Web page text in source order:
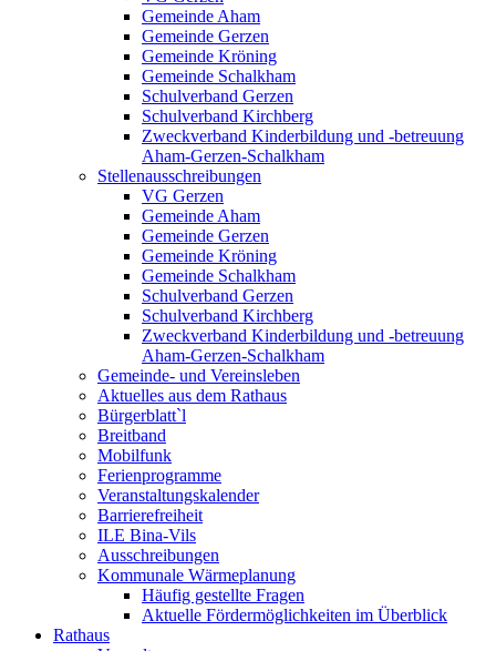
Gemeinde Aham
Gemeinde Gerzen
Gemeinde Kröning
Gemeinde Schalkham
Schulverband Gerzen
Schulverband Kirchberg
Zweckverband Kinderbildung und -betreuung
Aham-Gerzen-Schalkham
Stellenausschreibungen
VG Gerzen
Gemeinde Aham
Gemeinde Gerzen
Gemeinde Kröning
Gemeinde Schalkham
Schulverband Gerzen
Schulverband Kirchberg
Zweckverband Kinderbildung und -betreuung
Aham-Gerzen-Schalkham
Gemeinde- und Vereinsleben
Aktuelles aus dem Rathaus
Bürgerblatt`l
Breitband
Mobilfunk
Ferienprogramme
Veranstaltungskalender
Barrierefreiheit
ILE Bina-Vils
Ausschreibungen
Kommunale Wärmeplanung
Häufig gestellte Fragen
Aktuelle Fördermöglichkeiten im Überblick
Rathaus